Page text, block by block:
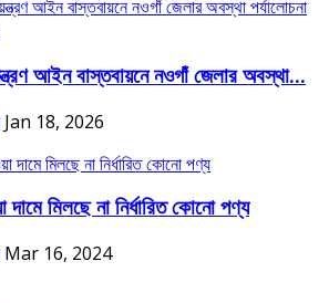
আইন বাস্তবায়নে নওগাঁ জেলার অবস্থা...
Jan 18, 2026
দামে মিলছে না নির্ধারিত কোনো পণ্য
Mar 16, 2024